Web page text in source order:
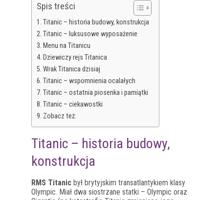
Spis treści
Titanic – historia budowy, konstrukcja
Titanic – luksusowe wyposażenie
Menu na Titanicu
Dziewiczy rejs Titanica
Wrak Titanica dzisiaj
Titanic – wspomnienia ocalałych
Titanic – ostatnia piosenka i pamiątki
Titanic – ciekawostki
Zobacz też:
Titanic – historia budowy,
konstrukcja
RMS Titanic był brytyjskim transatlantykiem klasy
Olympic. Miał dwa siostrzane statki – Olympic oraz